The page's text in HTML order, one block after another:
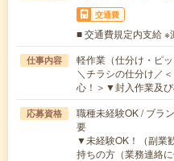
交通費
■ 交通費規定内支給 ※
仕事内容
軽作業（仕分け・ピ
＼チラシの仕分け／
心！＞▼封入作業及
応募資格
職種未経験OK / ブラ
要
▼未経験OK！（副
持ちの方（業務連絡